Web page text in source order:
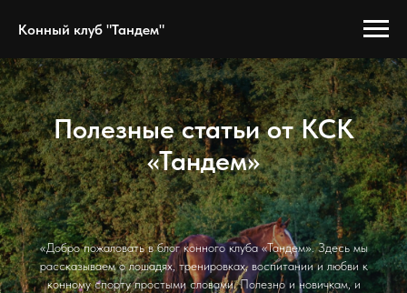
Конный клуб "Тандем"
Полезные статьи от КСК
«Тандем»
«Добро пожаловать в блог конного клуба «Тандем». Здесь мы
рассказываем о лошадях, тренировках, воспитании и любви к
конному спорту простыми словами. Полезно и новичкам, и